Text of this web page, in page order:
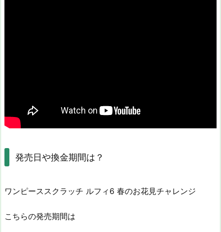
発売日や換金期間は？
ワンピーススクラッチ ルフィ6 春のお花見チャレンジ
こちらの発売期間は